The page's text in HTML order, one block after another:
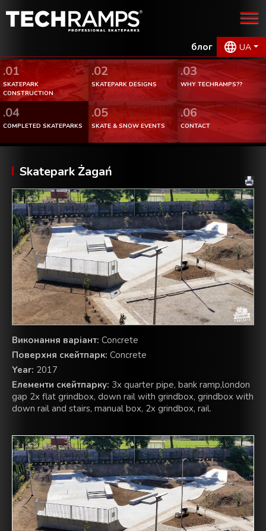
блог UA
.01
SKATEPARK
CONSTRUCTION
.02
SKATEPARK DESIGNS
.03
WHY TECHRAMPS??
.04
COMPLETED SKATEPARKS
.05
SKATE & SNOW EVENTS
.06
CONTACT
Skatepark Żagań
Виконання варіант: Concrete
Поверхня скейтпарк: Concrete
Year: 2017
Елементи скейтпарку: 3x quarter pipe, bank ramp,london
gap 2x flat grindbox, down rail with grindbox, grindbox with
down rail and stairs, manual box, 2x grindbox, rail.